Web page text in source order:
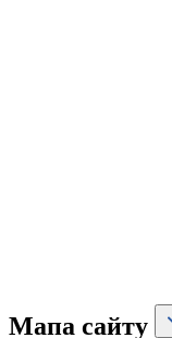
Мапа сайту